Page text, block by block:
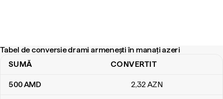
Tabel de conversie drami armenești în manați azeri
Tabel de conversie drami armenești în manați azeri
SUMĂ CONVERTIT
500AMD 2,32AZN